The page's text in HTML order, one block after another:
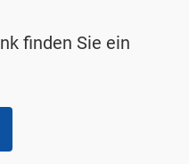
finden Sie ein